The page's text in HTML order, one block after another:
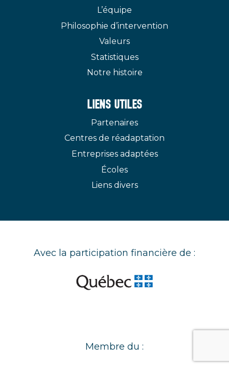
L’équipe
Philosophie d’intervention
Valeurs
Statistiques
Notre histoire
LIENS UTILES
Partenaires
Centres de réadaptation
Entreprises adaptées
Écoles
Liens divers
Avec la participation financière de :
Membre du :